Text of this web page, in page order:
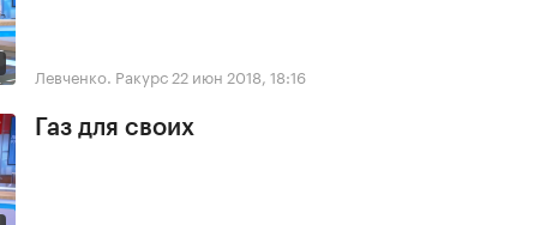
Левченко. Ракурс 22 июн 2018, 18:16
Газ для своих